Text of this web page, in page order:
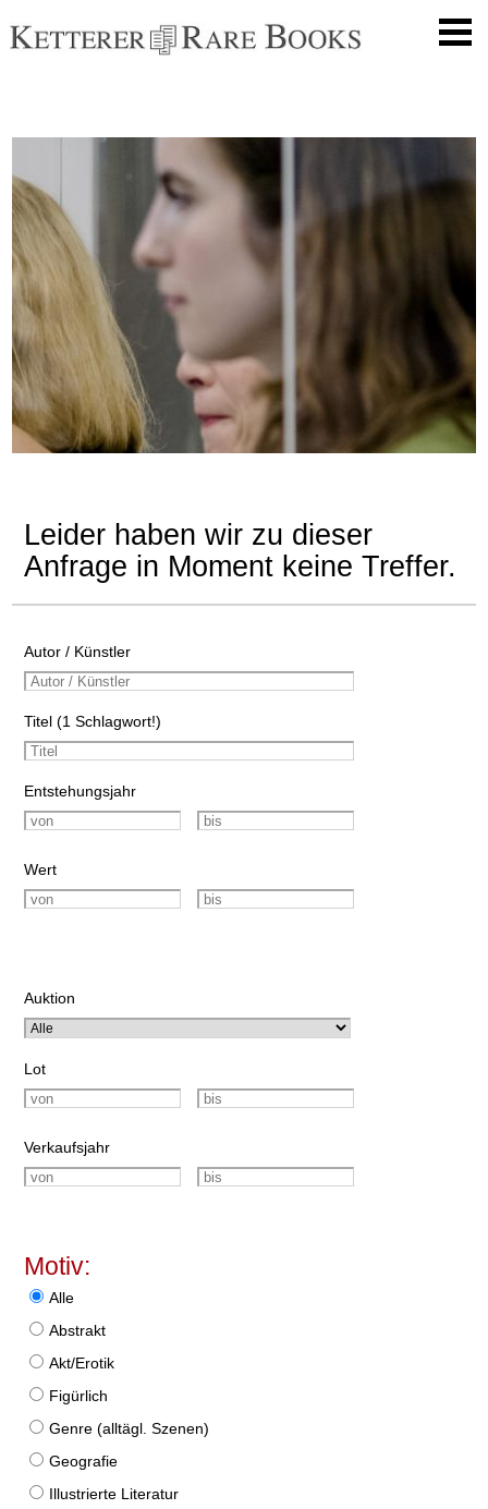
Leider haben wir zu dieser
Anfrage in Moment keine Treffer.
Autor / Künstler
Titel (1 Schlagwort!)
Entstehungsjahr
Wert
Auktion
Lot
Verkaufsjahr
Motiv:
Alle
Abstrakt
Akt/Erotik
Figürlich
Genre (alltägl. Szenen)
Geografie
Illustrierte Literatur